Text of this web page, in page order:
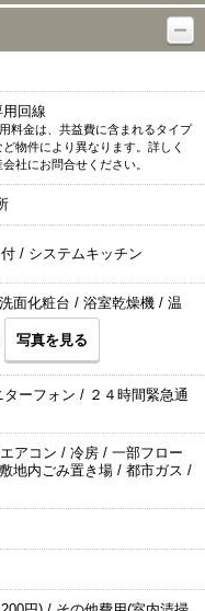
回線
料金は、共益費に含まれるタイプ
物件により異なります。詳しく
社にお問合せください。
/ システムキッチン
面化粧台 / 浴室乾燥機 / 温
写真を見る
ーフォン / ２４時間緊急通
アコン / 冷房 / 一部フロー
地内ごみ置き場 / 都市ガス /